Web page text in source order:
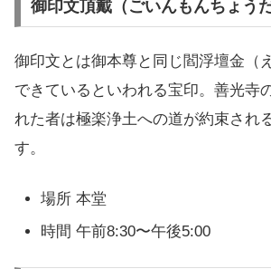
御印文頂戴（ごいんもんちょうだ
御印文とは御本尊と同じ閻浮壇金（
できているといわれる宝印。善光寺
れた者は極楽浄土への道が約束され
す。
場所 本堂
時間 午前8:30〜午後5:00